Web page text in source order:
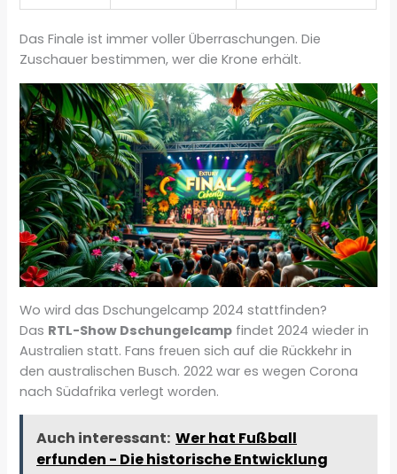
Das Finale ist immer voller Überraschungen. Die
Zuschauer bestimmen, wer die Krone erhält.
Wo wird das Dschungelcamp 2024 stattfinden?
Das RTL-Show Dschungelcamp findet 2024 wieder in
Australien statt. Fans freuen sich auf die Rückkehr in
den australischen Busch. 2022 war es wegen Corona
nach Südafrika verlegt worden.
Auch interessant: Wer hat Fußball
erfunden - Die historische Entwicklung